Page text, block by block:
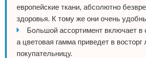
европейские ткани, абсолютно
здоровья. К тому же они очень
Большой ассортимент включает в
а цветовая гамма приведет в
покупательницу.